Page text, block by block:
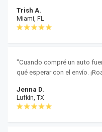
Trish A.
Miami, FL
"Cuando compré un auto
qué esperar con el envío.
Jenna D.
Lufkin, TX